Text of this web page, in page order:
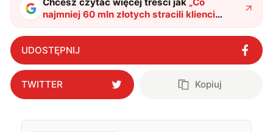
najmniej 60 mln złotych stracili klienci
polskiej giełdy kryptowalut BitMarket"?
UDOSTĘPNIJ
TWITTER Kopiuj